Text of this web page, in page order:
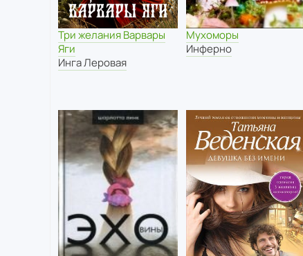
Три желания Варвары
Яги
Инга Леровая
Мухоморы
Инферно